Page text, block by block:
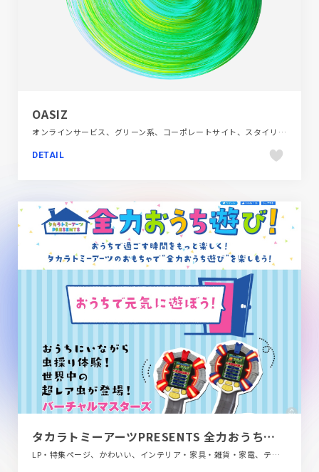
OASIZ
オンラインサービス、グリーン系、コーポレートサイト、スタイリッシュ、ホワイト系、モーション多め
DETAIL
タカラトミーアーツPRESENTS 全力おうち遊び！｜スペシャルサイト｜タカラトミーアーツ
LP・特集ページ、かわいい、インテリア・家具・雑貨・家電、テレビ・アニメ・映画・芸能、ピンク系、ブルー系、ポップ